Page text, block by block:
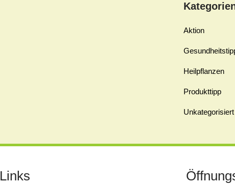
Aktion
Heilpflanzen
Produkttipp
Unkategorisiert
Links